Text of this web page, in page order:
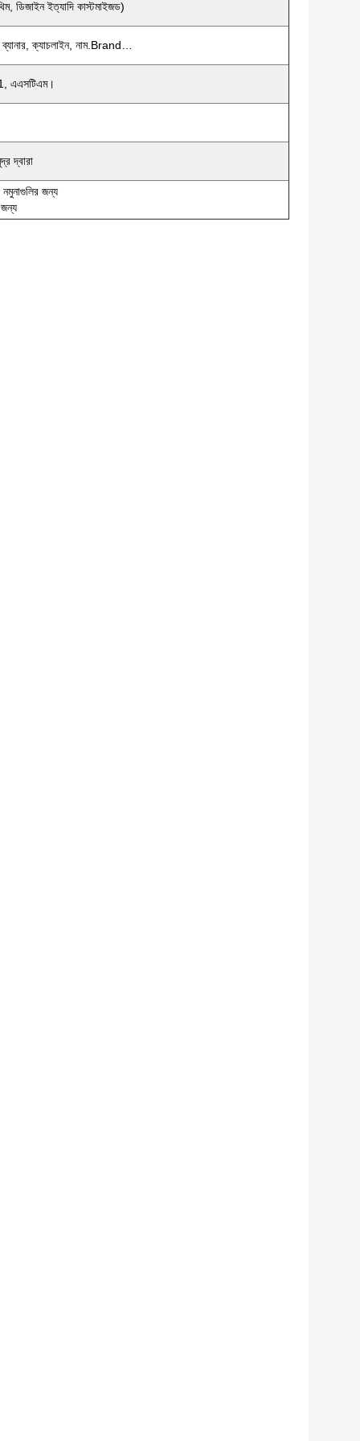
ডিজাইন ইত্যাদি কাস্টমাইজড)
ক্যাচলাইন, নাম.brand…
এএসটিএম।
দ্বারা
জন্য